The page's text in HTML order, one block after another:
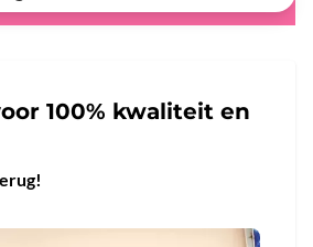
100% kwaliteit en